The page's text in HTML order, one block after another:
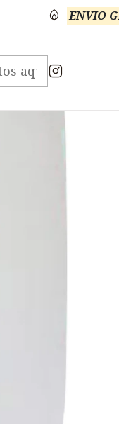
ENVIO
Veterinario